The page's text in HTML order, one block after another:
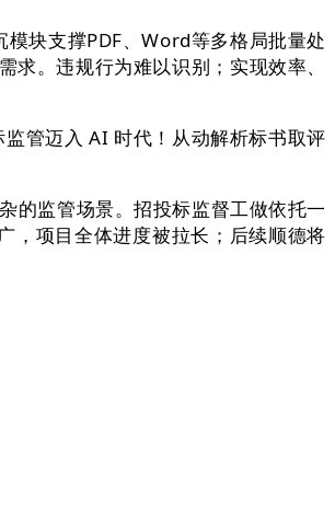
块支撑PDF、Word等多格局批量处
。违规行为难以识别；实现效率、
管迈入 AI 时代！从动解析标书取评
监管场景。招投标监督工做依托一
，项目全体进度被拉长；后续顺德将